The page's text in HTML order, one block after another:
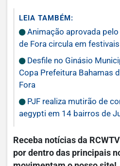
LEIA TAMBÉM:
Animação aprovada
de Fora circula em
Desfile no Ginásio
Copa Prefeitura Bahamas
Fora
PJF realiza mutirão de
aegypti em 14 bairros de
Receba notícias da
por dentro das principais